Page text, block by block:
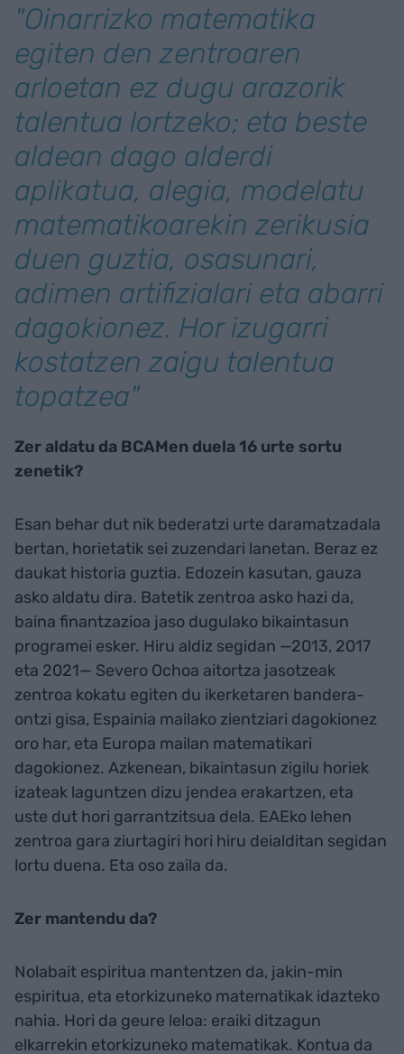
"Oinarrizko matematika
egiten den zentroaren
arloetan ez dugu arazorik
talentua lortzeko; eta beste
aldean dago alderdi
aplikatua, alegia, modelatu
matematikoarekin zerikusia
duen guztia, osasunari,
adimen artifizialari eta abarri
dagokionez. Hor izugarri
kostatzen zaigu talentua
topatzea"
Zer aldatu da BCAMen duela 16 urte sortu
zenetik?
Esan behar dut nik bederatzi urte daramatzadala
bertan, horietatik sei zuzendari lanetan. Beraz ez
daukat historia guztia. Edozein kasutan, gauza
asko aldatu dira. Batetik zentroa asko hazi da,
baina finantzazioa jaso dugulako bikaintasun
programei esker. Hiru aldiz segidan —2013, 2017
eta 2021— Severo Ochoa aitortza jasotzeak
zentroa kokatu egiten du ikerketaren bandera-
ontzi gisa, Espainia mailako zientziari dagokionez
oro har, eta Europa mailan matematikari
dagokionez. Azkenean, bikaintasun zigilu horiek
izateak laguntzen dizu jendea erakartzen, eta
uste dut hori garrantzitsua dela. EAEko lehen
zentroa gara ziurtagiri hori hiru deialditan segidan
lortu duena. Eta oso zaila da.
Zer mantendu da?
Nolabait espiritua mantentzen da, jakin-min
espiritua, eta etorkizuneko matematikak idazteko
nahia. Hori da geure leloa: eraiki ditzagun
elkarrekin etorkizuneko matematikak. Kontua da